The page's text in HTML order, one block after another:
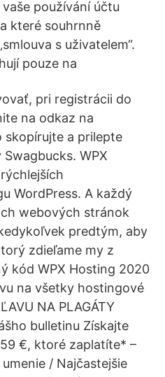
používání účtu
které souhrnně
s uživatelem“.
pouze na
pri registrácii do
na odkaz na
skopírujte a prilepte
WPX
WordPress. A každý
webových stránok
predtým, aby
zdieľame my z
kód WPX Hosting 2020
na všetky hostingové
NA PLAGÁTY
bulletinu Získajte
€, ktoré zaplatíte* –
/ Najčastejšie